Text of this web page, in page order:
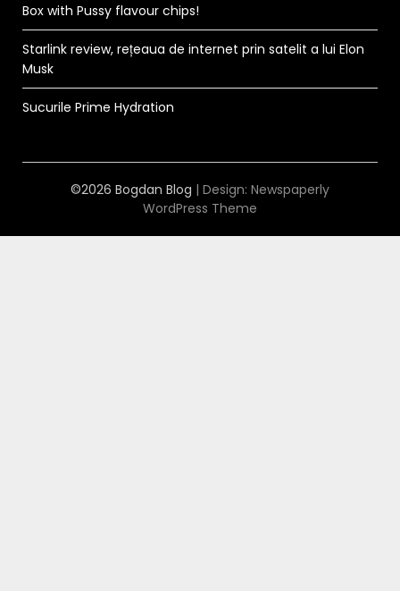
Box with Pussy flavour chips!
Starlink review, rețeaua de internet prin satelit a lui Elon
Musk
Sucurile Prime Hydration
©2026 Bogdan Blog | Design: Newspaperly
WordPress Theme